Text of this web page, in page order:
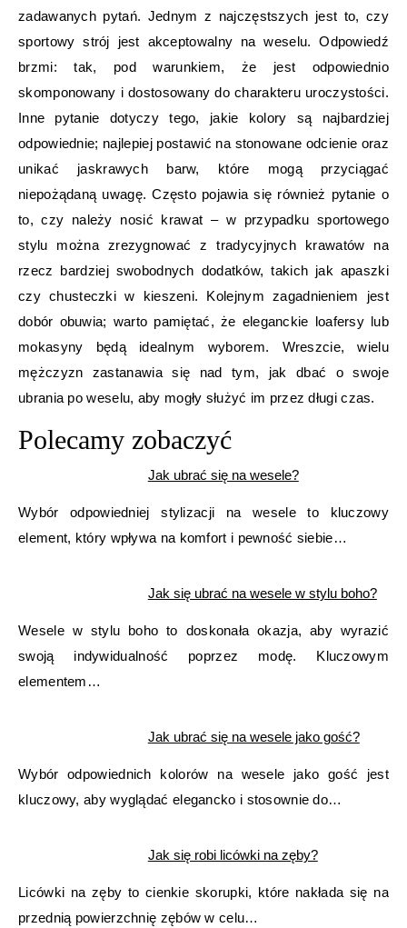
zadawanych pytań. Jednym z najczęstszych jest to, czy
sportowy strój jest akceptowalny na weselu. Odpowiedź
brzmi: tak, pod warunkiem, że jest odpowiednio
skomponowany i dostosowany do charakteru uroczystości.
Inne pytanie dotyczy tego, jakie kolory są najbardziej
odpowiednie; najlepiej postawić na stonowane odcienie oraz
unikać jaskrawych barw, które mogą przyciągać
niepożądaną uwagę. Często pojawia się również pytanie o
to, czy należy nosić krawat – w przypadku sportowego
stylu można zrezygnować z tradycyjnych krawatów na
rzecz bardziej swobodnych dodatków, takich jak apaszki
czy chusteczki w kieszeni. Kolejnym zagadnieniem jest
dobór obuwia; warto pamiętać, że eleganckie loafersy lub
mokasyny będą idealnym wyborem. Wreszcie, wielu
mężczyzn zastanawia się nad tym, jak dbać o swoje
ubrania po weselu, aby mogły służyć im przez długi czas.
Polecamy zobaczyć
Jak ubrać się na wesele?
Wybór odpowiedniej stylizacji na wesele to kluczowy
element, który wpływa na komfort i pewność siebie…
Jak się ubrać na wesele w stylu boho?
Wesele w stylu boho to doskonała okazja, aby wyrazić
swoją indywidualność poprzez modę. Kluczowym
elementem…
Jak ubrać się na wesele jako gość?
Wybór odpowiednich kolorów na wesele jako gość jest
kluczowy, aby wyglądać elegancko i stosownie do…
Jak się robi licówki na zęby?
Licówki na zęby to cienkie skorupki, które nakłada się na
przednią powierzchnię zębów w celu…